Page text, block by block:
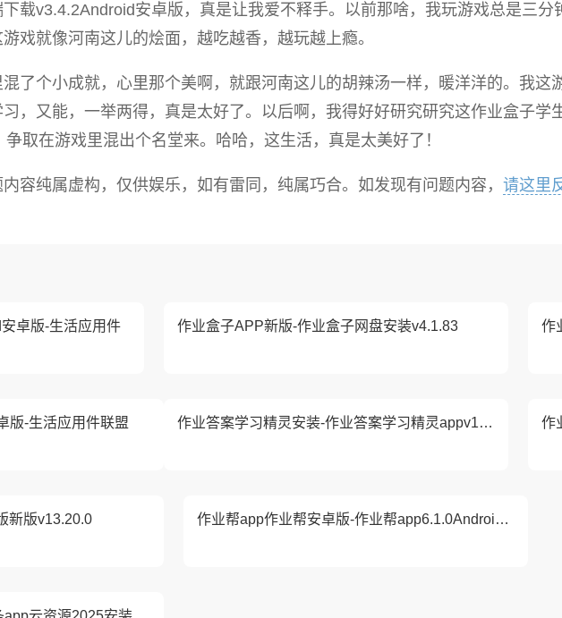
载v3.4.2Android安卓版，真是让我爱不释手。以前那啥，我玩游戏总是三分
戏就像河南这儿的烩面，越吃越香，越玩越上瘾。
了个小成就，心里那个美啊，就跟河南这儿的胡辣汤一样，暖洋洋的。我这
，又能，一举两得，真是太好了。以后啊，我得好好研究研究这作业盒子学
取在游戏里混出个名堂来。哈哈，这生活，真是太美好了！
容纯属虚构，仅供娱乐，如有雷同，纯属巧合。如发现有问题内容， 请这里
卓版-生活应用件 作业盒子APP新版-作业盒子网盘安装v4.1.83 作
版-生活应用件联盟 作业答案学习精灵安装-作业答案学习精灵appv1.0.0版
新版v13.20.0 作业帮app作业帮安卓版-作业帮app6.1.0Android安卓